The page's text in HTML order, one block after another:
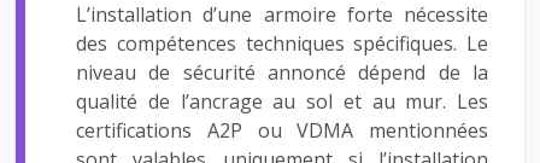
L’installation d’une armoire forte nécessite
des compétences techniques spécifiques. Le
niveau de sécurité annoncé dépend de la
qualité de l’ancrage au sol et au mur. Les
certifications A2P ou VDMA mentionnées